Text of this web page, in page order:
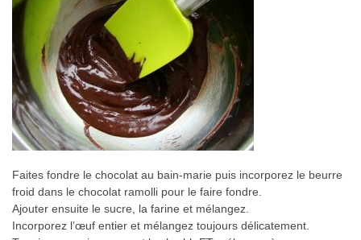
Faites fondre le chocolat au bain-marie puis incorporez le beurre
froid dans le chocolat ramolli pour le faire fondre.
Ajouter ensuite le sucre, la farine et mélangez.
Incorporez l’œuf entier et mélangez toujours délicatement.